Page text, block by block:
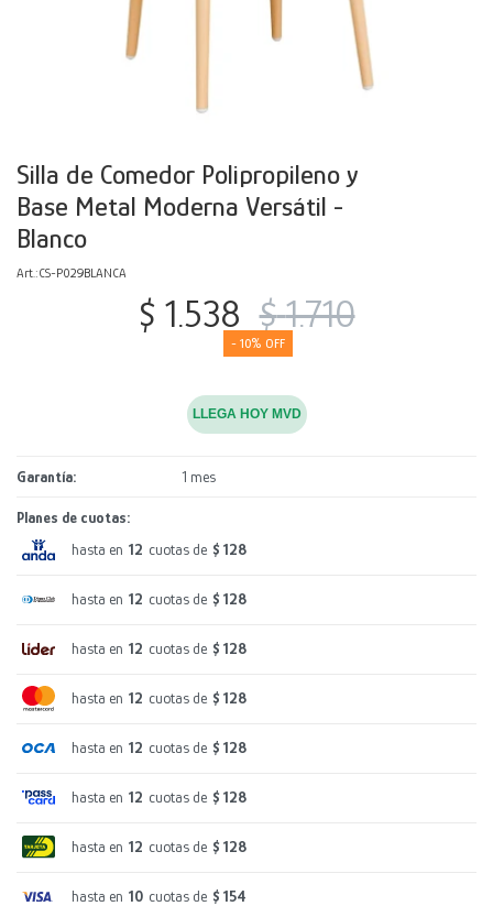
Silla de Comedor Polipropileno y
Base Metal Moderna Versátil -
Blanco
CS-P029BLANCA
$ 1.538 $ 1.710
10
LLEGA HOY MVD
Garantía 1 mes
Planes de cuotas:
hasta en 12 cuotas de $ 128
hasta en 12 cuotas de $ 128
hasta en 12 cuotas de $ 128
hasta en 12 cuotas de $ 128
hasta en 12 cuotas de $ 128
hasta en 12 cuotas de $ 128
hasta en 12 cuotas de $ 128
hasta en 10 cuotas de $ 154
Calefactores
Acolchados y Frazadas